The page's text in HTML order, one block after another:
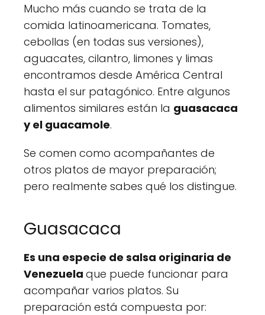
Mucho más cuando se trata de la
comida latinoamericana. Tomates,
cebollas (en todas sus versiones),
aguacates, cilantro, limones y limas
encontramos desde América Central
hasta el sur patagónico. Entre algunos
alimentos similares están la guasacaca
y el guacamole.
Se comen como acompañantes de
otros platos de mayor preparación;
pero realmente sabes qué los distingue.
Guasacaca
Es una especie de salsa originaria de
Venezuela que puede funcionar para
acompañar varios platos. Su
preparación está compuesta por: